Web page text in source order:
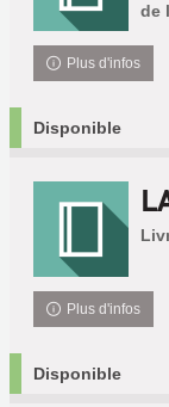
de
Plus d'infos
Disponible
Plus d'infos
Disponible